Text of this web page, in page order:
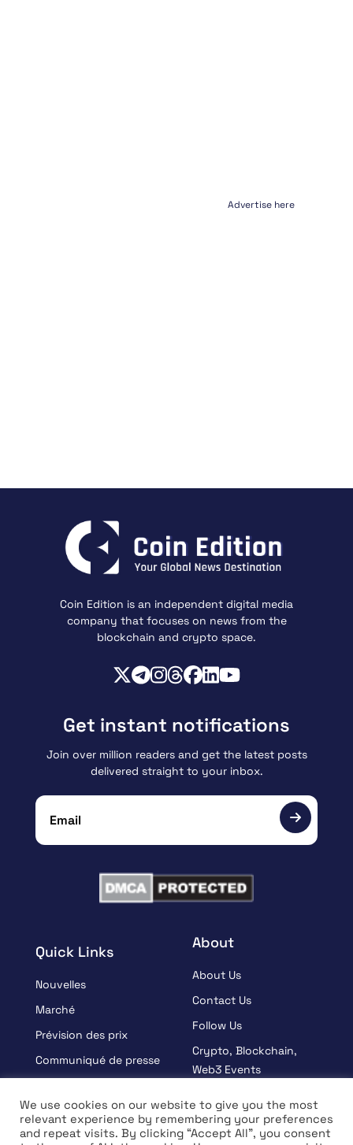
Advertise here
Coin Edition is an independent digital media
company that focuses on news from the
blockchain and crypto space.
Quick Links
Nouvelles
Marché
Prévision des prix
Communiqué de presse
Apprendre
Entrevue
About
About Us
Contact Us
Follow Us
Crypto, Blockchain,
Web3 Events
Terms And Condition
Get instant notifications
Join over million readers and get the latest posts
delivered straight to your inbox.
We use cookies on our website to give you the most
relevant experience by remembering your preferences
and repeat visits. By clicking “Accept All”, you consent